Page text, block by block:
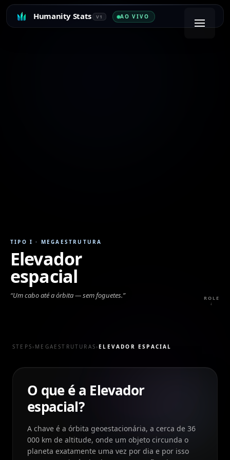
Humanity Stats V1 AO VIVO
TIPO I · MEGAESTRUTURA
Elevador
espacial
“Um cabo até a órbita — sem foguetes.” ROLE
↓
STEPS › MEGAESTRUTURAS ›ELEVADOR ESPACIAL
O que é a Elevador
espacial?
A chave é a órbita geoestacionária, a cerca de 36
000 km de altitude, onde um objeto circunda o
planeta exatamente uma vez por dia e por isso